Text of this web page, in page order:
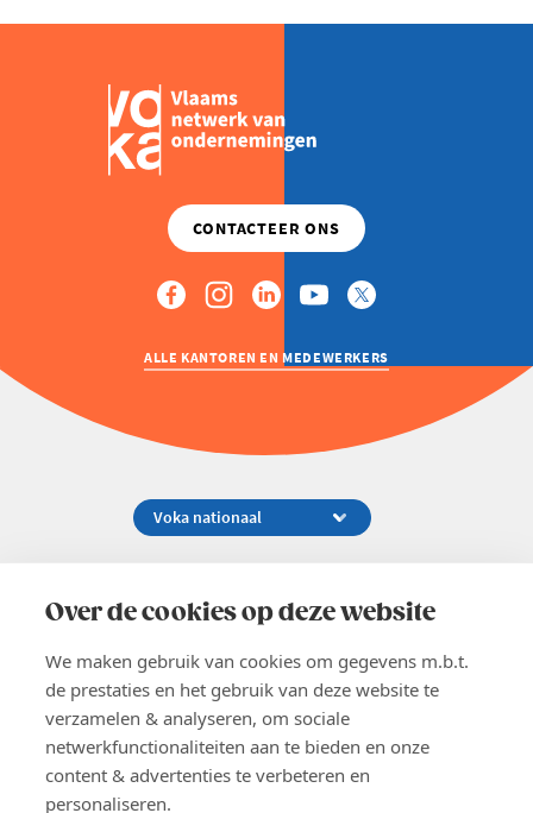
Over de cookies op deze website
We maken gebruik van cookies om gegevens m.b.t.
de prestaties en het gebruik van deze website te
verzamelen & analyseren, om sociale
netwerkfunctionaliteiten aan te bieden en onze
content & advertenties te verbeteren en
personaliseren.
ALLE KANTOREN EN MEDEWERKERS
02 229 81 11
EN